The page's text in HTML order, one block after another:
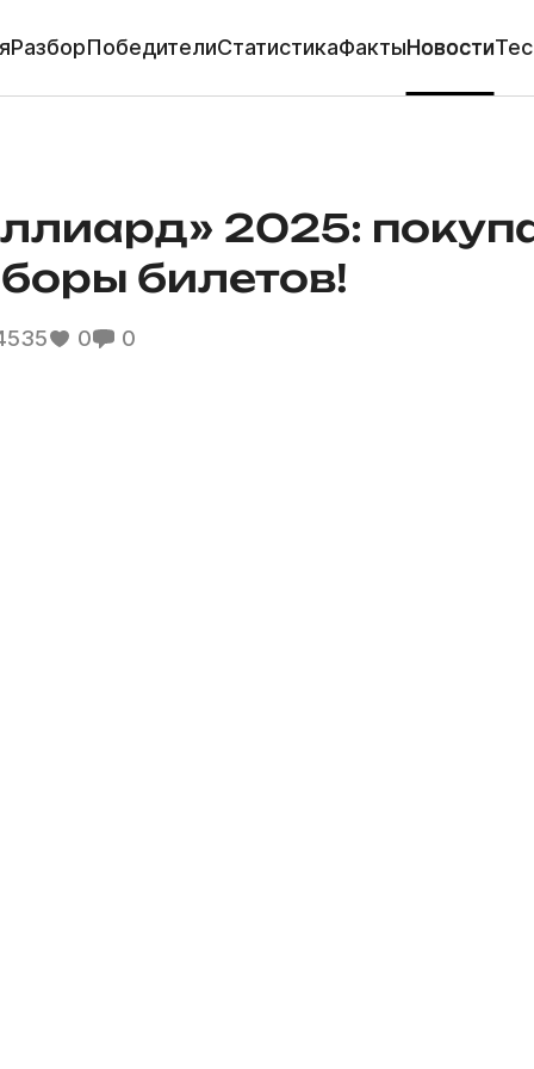
РазборПобедителиСтатистикаФактыНовости
2025:
билетов!
0 0